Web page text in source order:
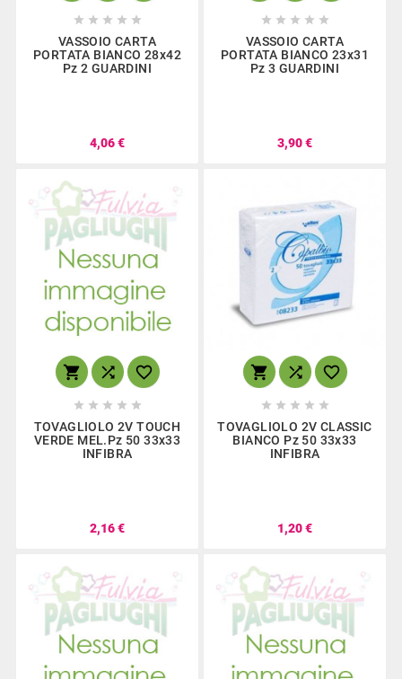
    
VASSOIO CARTA
PORTATA BIANCO 28x42
Pz 2 GUARDINI
4,06 €
    
VASSOIO CARTA
PORTATA BIANCO 23x31
Pz 3 GUARDINI
3,90 €
  
    
TOVAGLIOLO 2V TOUCH
VERDE MEL.Pz 50 33x33
INFIBRA
2,16 €
  
    
TOVAGLIOLO 2V CLASSIC
BIANCO Pz 50 33x33
INFIBRA
1,20 €